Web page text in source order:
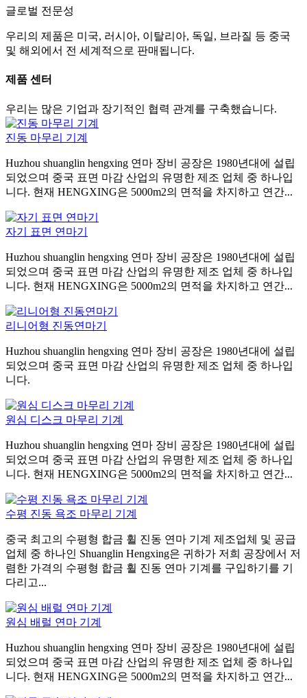
글로벌 전문성
우리의 제품은 미국, 러시아, 이탈리아, 독일, 브라질 등 중국
및 해외에서 전 세계적으로 판매됩니다.
제품 센터
우리는 많은 기업과 장기적인 협력 관계를 구축했습니다.
진동 마무리 기계
Huzhou shuanglin hengxing 연마 장비 공장은 1980년대에 설립
되었으며 중국 표면 마감 산업의 유명한 제조 업체 중 하나입
니다. 현재 HENGXING은 5000m2의 면적을 차지하고 연간...
자기 표면 연마기
Huzhou shuanglin hengxing 연마 장비 공장은 1980년대에 설립
되었으며 중국 표면 마감 산업의 유명한 제조 업체 중 하나입
니다. 현재 HENGXING은 5000m2의 면적을 차지하고 연간...
리니어형 진동연마기
Huzhou shuanglin hengxing 연마 장비 공장은 1980년대에 설립
되었으며 중국 표면 마감 산업의 유명한 제조 업체 중 하나입
니다.
원심 디스크 마무리 기계
Huzhou shuanglin hengxing 연마 장비 공장은 1980년대에 설립
되었으며 중국 표면 마감 산업의 유명한 제조 업체 중 하나입
니다. 현재 HENGXING은 5000m2의 면적을 차지하고 연간...
수평 진동 욕조 마무리 기계
중국 최고의 수평형 합금 휠 진동 연마 기계 제조업체 및 공급
업체 중 하나인 Shuanglin Hengxing은 귀하가 저희 공장에서 저
렴한 가격의 수평형 합금 휠 진동 연마 기계를 구입하기를 기
다리고...
원심 배럴 연마 기계
Huzhou shuanglin hengxing 연마 장비 공장은 1980년대에 설립
되었으며 중국 표면 마감 산업의 유명한 제조 업체 중 하나입
니다. 현재 HENGXING은 5000m2의 면적을 차지하고 연간...